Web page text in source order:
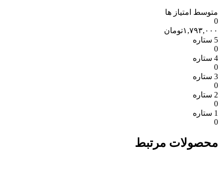
متوسط امتیاز ها
0
۱,۷۹۳,۰۰۰تومان
5 ستاره
0
4 ستاره
0
3 ستاره
0
2 ستاره
0
1 ستاره
0
محصولات مرتبط